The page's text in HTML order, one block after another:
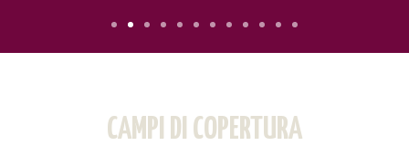
CAMPI DI COPERTURA